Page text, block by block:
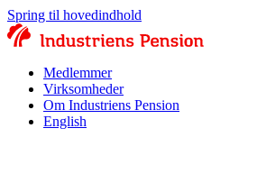
Spring til hovedindhold
Medlemmer
Virksomheder
Om Industriens Pension
English